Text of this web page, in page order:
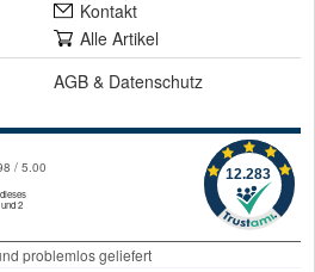
Kontakt
Alle Artikel
AGB & Datenschutz